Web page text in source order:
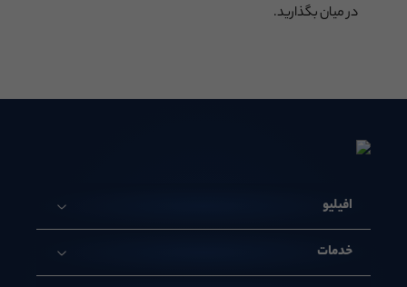
در میان بگذارید.
افیلیو
خدمات